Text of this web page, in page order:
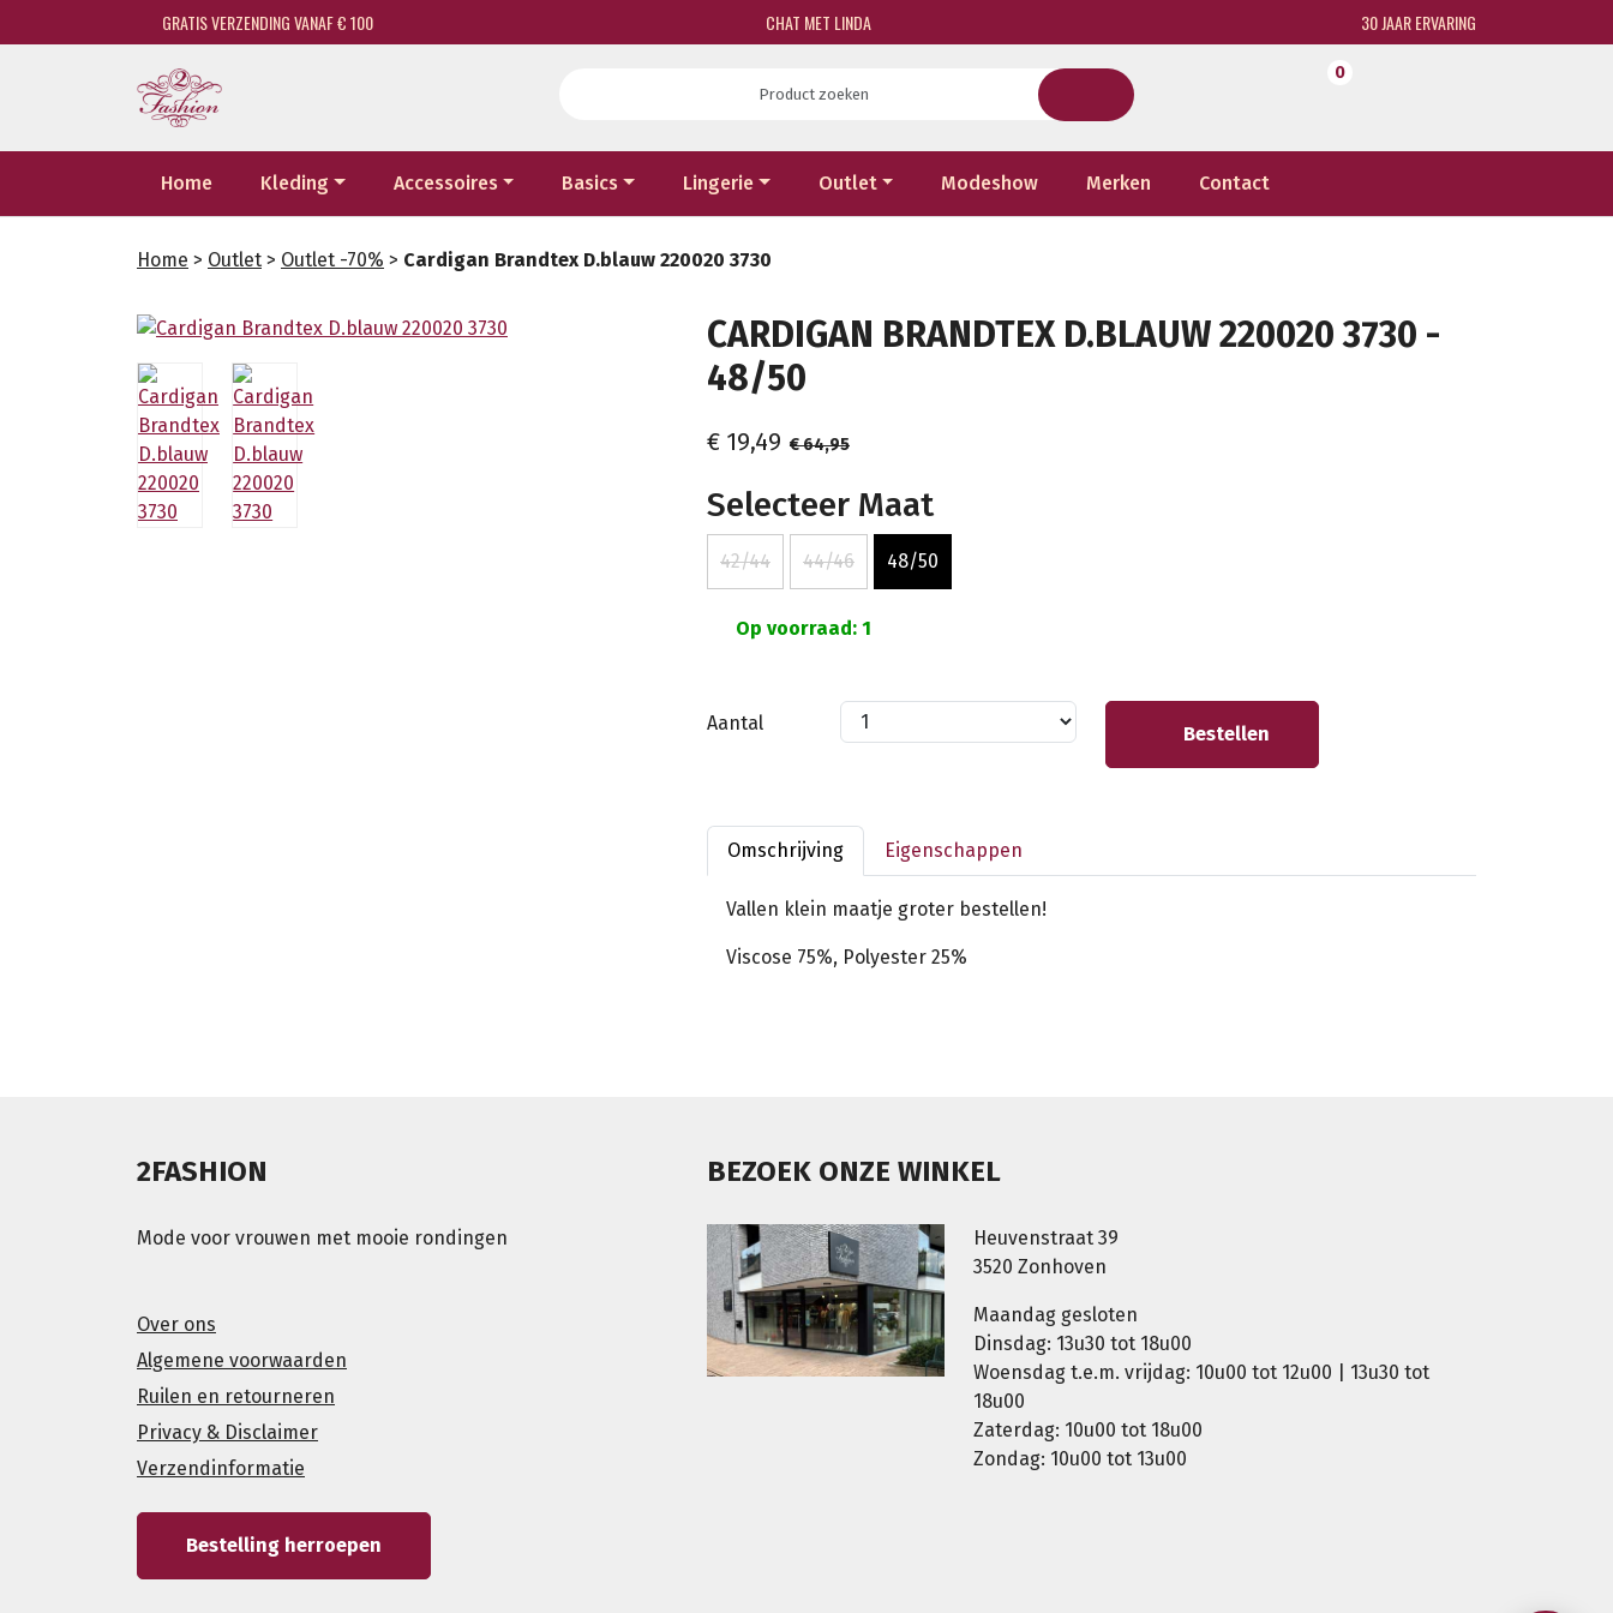
GRATIS VERZENDING VANAF € 100 CHAT MET LINDA 30 JAAR ERVARING
0
Home Kleding Accessoires Basics Lingerie Outlet Modeshow Merken Contact
Home > Outlet > Outlet -70% > Cardigan Brandtex D.blauw 220020 3730
CARDIGAN BRANDTEX D.BLAUW 220020 3730 -
48/50
€ 19,49 € 64,95
Selecteer Maat
42/44 44/46 48/50
Op voorraad: 1
Aantal Bestellen
Omschrijving Eigenschappen
Vallen klein maatje groter bestellen!
Viscose 75%, Polyester 25%
2FASHION
Mode voor vrouwen met mooie rondingen
Over ons
Algemene voorwaarden
Ruilen en retourneren
Privacy & Disclaimer
Verzendinformatie
Bestelling herroepen
BEZOEK ONZE WINKEL
Heuvenstraat 39
3520 Zonhoven
Maandag gesloten
Dinsdag: 13u30 tot 18u00
Woensdag t.e.m. vrijdag: 10u00 tot 12u00 | 13u30 tot
18u00
Zaterdag: 10u00 tot 18u00
Zondag: 10u00 tot 13u00